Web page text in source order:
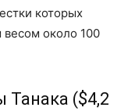
которых
около 100
Танака ($4,2